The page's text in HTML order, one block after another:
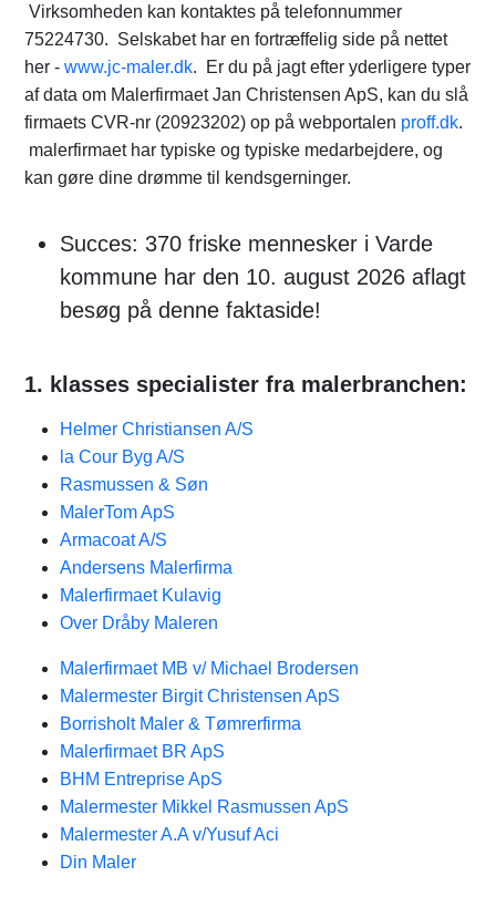
Virksomheden kan kontaktes på telefonnummer
75224730. Selskabet har en fortræffelig side på nettet
her - www.jc-maler.dk. Er du på jagt efter yderligere typer
af data om Malerfirmaet Jan Christensen ApS, kan du slå
firmaets CVR-nr (20923202) op på webportalen proff.dk.
malerfirmaet har typiske og typiske medarbejdere, og
kan gøre dine drømme til kendsgerninger.
Succes: 370 friske mennesker i Varde
kommune har den 10. august 2026 aflagt
besøg på denne faktaside!
1. klasses specialister fra malerbranchen:
Helmer Christiansen A/S
la Cour Byg A/S
Rasmussen & Søn
MalerTom ApS
Armacoat A/S
Andersens Malerfirma
Malerfirmaet Kulavig
Over Dråby Maleren
Malerfirmaet MB v/ Michael Brodersen
Malermester Birgit Christensen ApS
Borrisholt Maler & Tømrerfirma
Malerfirmaet BR ApS
BHM Entreprise ApS
Malermester Mikkel Rasmussen ApS
Malermester A.A v/Yusuf Aci
Din Maler